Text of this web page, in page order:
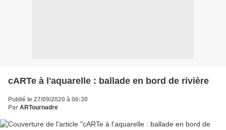
cARTe à l'aquarelle : ballade en bord de rivière
Publié le 27/09/2020 à 06:30
Par ARTournadre